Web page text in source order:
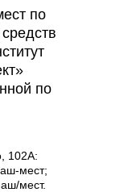
по
по
102А:
мест;
мест.